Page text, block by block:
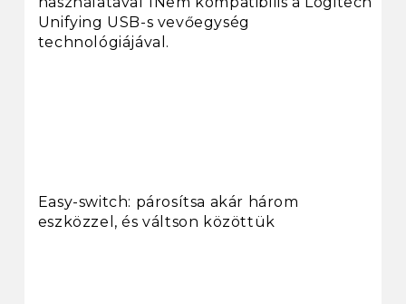
Unifying USB-s vevőegység
technológiájával.
Easy-switch: párosítsa akár három
eszközzel, és váltson közöttük